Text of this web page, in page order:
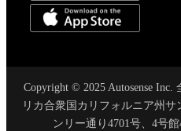
Copyright © 2025 Autosense
リカ合衆国カリフォルニア州
ンリー通り4701号、4号